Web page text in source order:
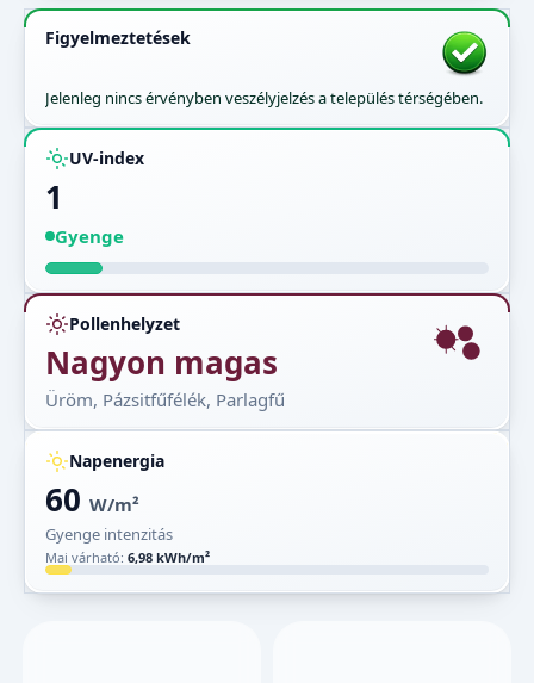
Figyelmeztetések
Jelenleg nincs érvényben veszélyjelzés a település térségében.
UV-index
1
Gyenge
Pollenhelyzet
Nagyon magas
Üröm, Pázsitfűfélék, Parlagfű
Napenergia
60 W/m²
Gyenge intenzitás
Mai várható: 6,98 kWh/m²